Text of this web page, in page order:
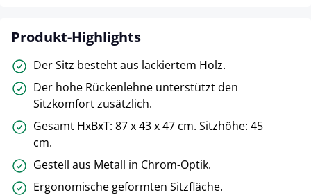
Produkt-Highlights
Der Sitz besteht aus lackiertem Holz.
Der hohe Rückenlehne unterstützt den
Sitzkomfort zusätzlich.
Gesamt HxBxT: 87 x 43 x 47 cm. Sitzhöhe: 45
cm.
Gestell aus Metall in Chrom-Optik.
Ergonomische geformten Sitzfläche.